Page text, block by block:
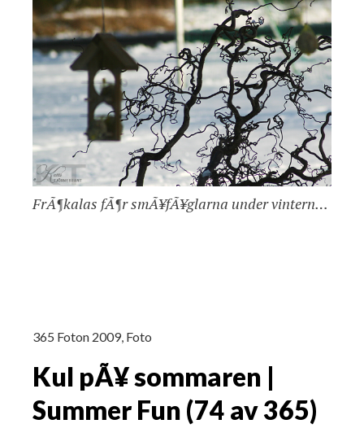
FrÃ¶kalas fÃ¶r smÃ¥fÃ¥glarna under vintern…
365 Foton 2009, Foto
Kul pÃ¥ sommaren |
Summer Fun (74 av 365)